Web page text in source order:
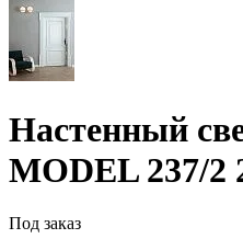
Настенный
MODEL 237/2
Под заказ